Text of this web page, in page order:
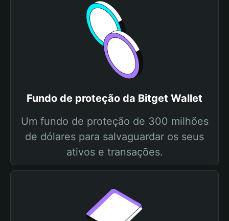
Fundo de proteção da Bitget Wallet
Um fundo de proteção de 300 milhões
de dólares para salvaguardar os seus
ativos e transações.